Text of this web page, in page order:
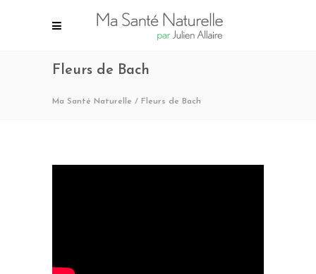
Fleurs de Bach
Ma Santé Naturelle / Fleurs de Bach